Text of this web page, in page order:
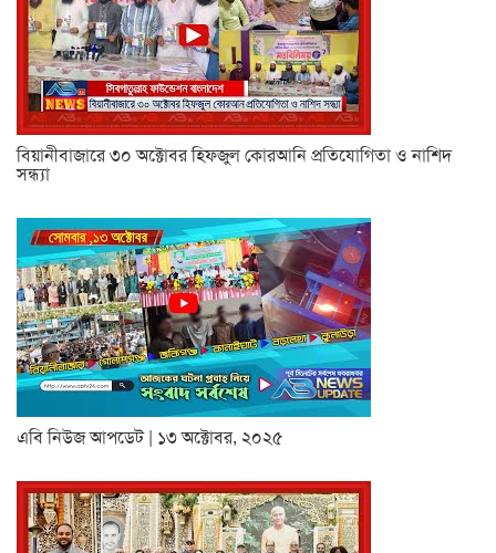
বিয়ানীবাজারে ৩০ অক্টোবর হিফজুল কোরআনি প্রতিযোগিতা ও নাশিদ
সন্ধ্যা
এবি নিউজ আপডেট | ১৩ অক্টোবর, ২০২৫